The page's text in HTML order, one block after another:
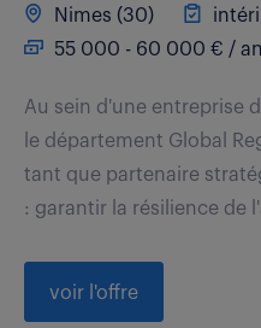
Nimes (30)
55 000 - 60 000 € / an
Au sein d'une entreprise
le département Global
tant que partenaire
: garantir la résilience de
voir l'offre